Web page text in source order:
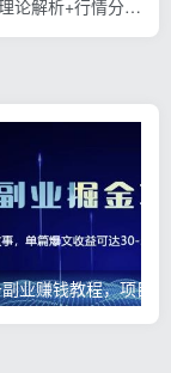
论解析+行情分解